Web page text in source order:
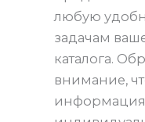
любую
задачам
каталога.
внимание,
информация